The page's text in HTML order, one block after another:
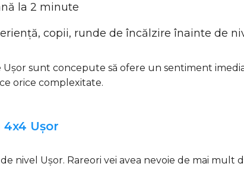
la 2 minute
copii, runde de încălzire înainte de
sunt concepute să ofere un sentiment
orice complexitate.
Ușor
nivel Ușor. Rareori vei avea nevoie de mai mult